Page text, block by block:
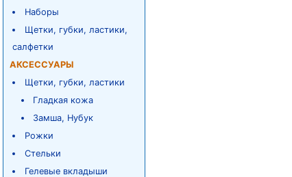
Наборы
Щетки, губки, ластики,
салфетки
АКСЕССУАРЫ
Щетки, губки, ластики
Гладкая кожа
Замша, Нубук
Рожки
Стельки
Гелевые вкладыши